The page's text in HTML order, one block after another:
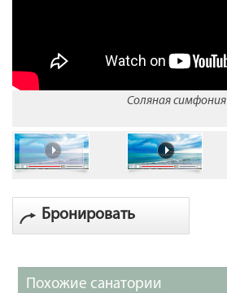
Соляная симфония
Бронировать
Похожие санатории